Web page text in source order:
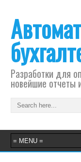
Разработки для
новейшие отчеты